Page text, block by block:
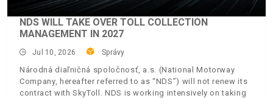
NDS WILL TAKE OVER TOLL COLLECTION
MANAGEMENT IN 2027
Jul 10, 2026 Správy
Národná diaľničná spoločnosť, a.s. (National Motorway
Company, hereafter referred to as “NDS”) will not renew its
contract with SkyToll. NDS is working intensively on taking